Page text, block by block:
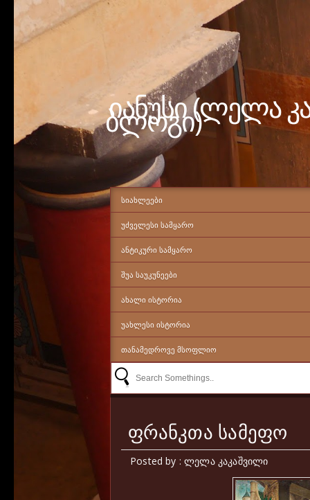
იანუსი (ლელა
ბლოგი)
ᲡᲘᲐᲮᲚᲔᲔᲑᲘ
ᲣᲫᲕᲔᲚᲔᲡᲘ ᲡᲐᲛᲧᲐᲠᲝ
ᲐᲜᲢᲘᲙᲣᲠᲘ ᲡᲐᲛᲧᲐᲠᲝ
ᲨᲣᲐ ᲡᲐᲣᲙᲣᲜᲔᲔᲑᲘ
ᲐᲮᲐᲚᲘ ᲘᲡᲢᲝᲠᲘᲐ
ᲣᲐᲮᲚᲔᲡᲘ ᲘᲡᲢᲝᲠᲘᲐ
ᲗᲐᲜᲐᲛᲔᲓᲠᲝᲕᲔ ᲛᲡᲝᲤᲚᲘᲝ
ფრანკთა სამეფო
Posted by : ლელა კაკაშვილი